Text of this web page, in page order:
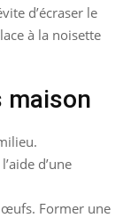
d’écraser le
à la noisette
maison
d’une
Former une